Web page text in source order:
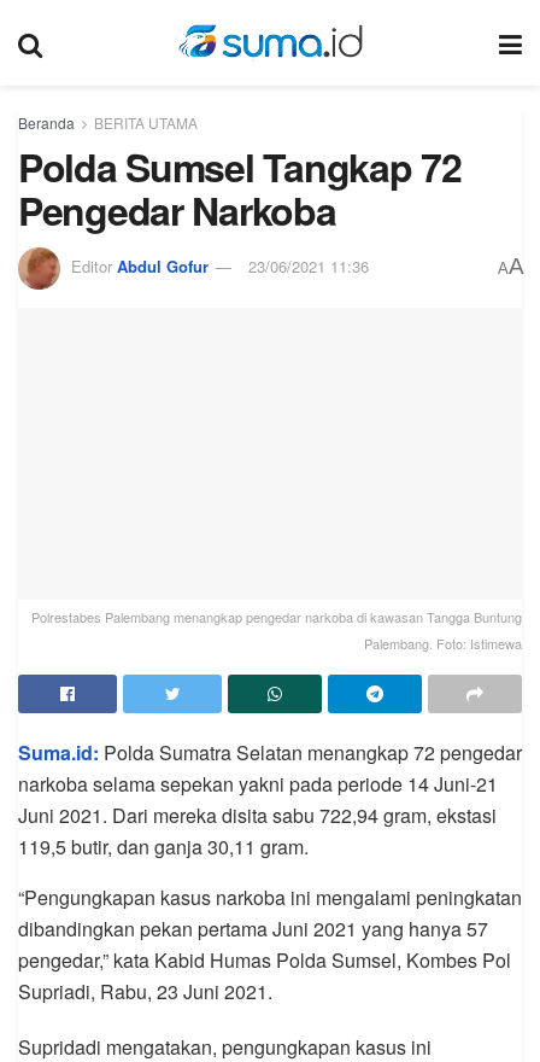
Beranda BERITA UTAMA
Polda Sumsel Tangkap 72
Pengedar Narkoba
Editor Abdul Gofur 23/06/2021 11:36 AA
Polrestabes Palembang menangkap pengedar narkoba di kawasan Tangga Buntung
Palembang. Foto: Istimewa
Suma.id: Polda Sumatra Selatan menangkap 72 pengedar
narkoba selama sepekan yakni pada periode 14 Juni-21
Juni 2021. Dari mereka disita sabu 722,94 gram, ekstasi
119,5 butir, dan ganja 30,11 gram.
“Pengungkapan kasus narkoba ini mengalami peningkatan
dibandingkan pekan pertama Juni 2021 yang hanya 57
pengedar,” kata Kabid Humas Polda Sumsel, Kombes Pol
Supriadi, Rabu, 23 Juni 2021.
Supridadi mengatakan, pengungkapan kasus ini